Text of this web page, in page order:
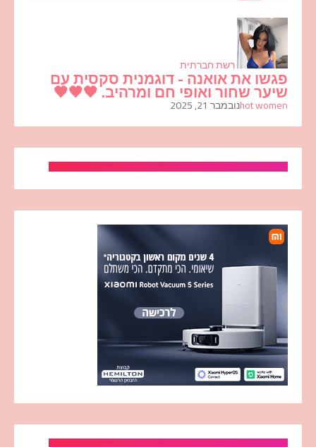
רשת חברתית
פגשו את אואנה - דוגמנית סקסית עם
שיער שחור ואופי חם ומרהיב. 🖤🖤🖤
hot womenנובמבר 21, 2025